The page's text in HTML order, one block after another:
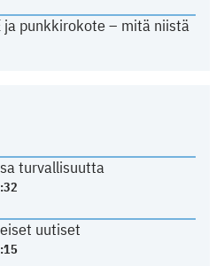
ja punkkirokote – mitä niistä
turvallisuutta
uutiset